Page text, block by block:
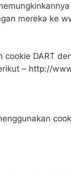
mereka ke
DART
– http://